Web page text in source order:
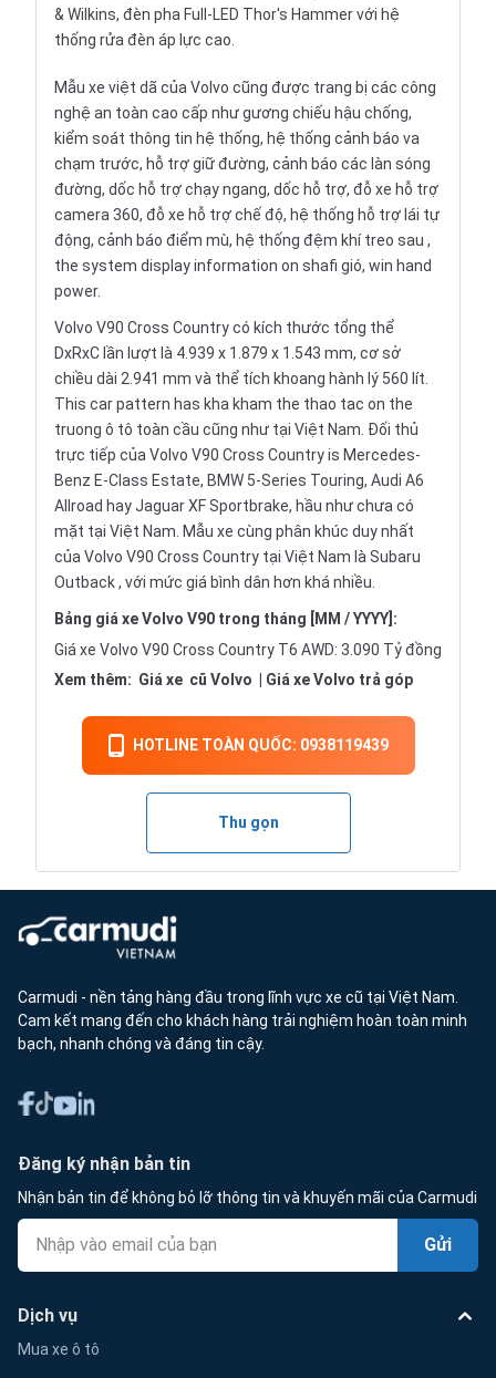
& Wilkins, đèn pha Full-LED Thor's Hammer với hệ
thống rửa đèn áp lực cao.
Mẫu xe việt dã của Volvo cũng được trang bị các công
nghệ an toàn cao cấp như gương chiếu hậu chống,
kiểm soát thông tin hệ thống, hệ thống cảnh báo va
chạm trước, hỗ trợ giữ đường, cảnh báo các làn sóng
đường, dốc hỗ trợ chạy ngang, dốc hỗ trợ, đỗ xe hỗ trợ
camera 360, đỗ xe hỗ trợ chế độ, hệ thống hỗ trợ lái tự
động, cảnh báo điểm mù, hệ thống đệm khí treo sau ,
the system display information on shafi gió, win hand
power.
Volvo V90 Cross Country có kích thước tổng thể
DxRxC lần lượt là 4.939 x 1.879 x 1.543 mm, cơ sở
chiều dài 2.941 mm và thể tích khoang hành lý 560 lít.
This car pattern has kha kham the thao tac on the
truong ô tô toàn cầu cũng như tại Việt Nam. Đối thủ
trực tiếp của Volvo V90 Cross Country is Mercedes-
Benz E-Class Estate, BMW 5-Series Touring, Audi A6
Allroad hay Jaguar XF Sportbrake, hầu như chưa có
mặt tại Việt Nam. Mẫu xe cùng phân khúc duy nhất
của Volvo V90 Cross Country tại Việt Nam làSubaru
Outback, với mức giá bình dân hơn khá nhiều.
Bảng giá xe Volvo V90 trong tháng [MM / YYYY]:
Giá xe Volvo V90 Cross Country T6 AWD: 3.090 Tỷ đồng
Xem thêm: Giá xe cũ Volvo Giá xe Volvo trả góp
HOTLINE TOÀN QUỐC: 0938119439
Thu gọn
Carmudi - nền tảng hàng đầu trong lĩnh vực xe cũ tại Việt Nam.
Cam kết mang đến cho khách hàng trải nghiệm hoàn toàn minh
bạch, nhanh chóng và đáng tin cậy.
Đăng ký nhận bản tin
Nhận bản tin để không bỏ lỡ thông tin và khuyến mãi của Carmudi
Gửi
Dịch vụ
Mua xe ô tô